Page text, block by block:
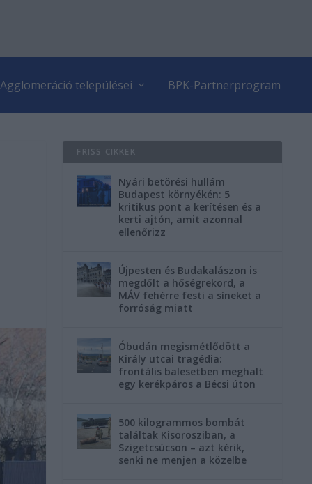
Agglomeráció települései BPK-Partnerprogram
FRISS CIKKEK
Nyári betörési hullám
Budapest környékén: 5
kritikus pont a kerítésen és a
kerti ajtón, amit azonnal
ellenőrizz
Újpesten és Budakalászon is
megdőlt a hőségrekord, a
MÁV fehérre festi a síneket a
forróság miatt
Óbudán megismétlődött a
Király utcai tragédia:
frontális balesetben meghalt
egy kerékpáros a Bécsi úton
500 kilogrammos bombát
találtak Kisorosziban, a
Szigetcsúcson – azt kérik,
senki ne menjen a közelbe